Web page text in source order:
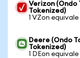
Verizon (Ondo
Tokenized)
1 VZon
Deere (Ondo
Tokenized)
1 DEon